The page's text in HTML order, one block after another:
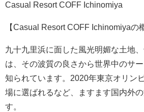
Casual Resort COFF Ichinomiya
【Casual Resort COFF Ichinomiyaの
九十九里浜に面した風光明媚な土地、
は、その波質の良さから世界中のサ
知られています。2020年東京オリン
場に選ばれるなど、ますます国内外
す。